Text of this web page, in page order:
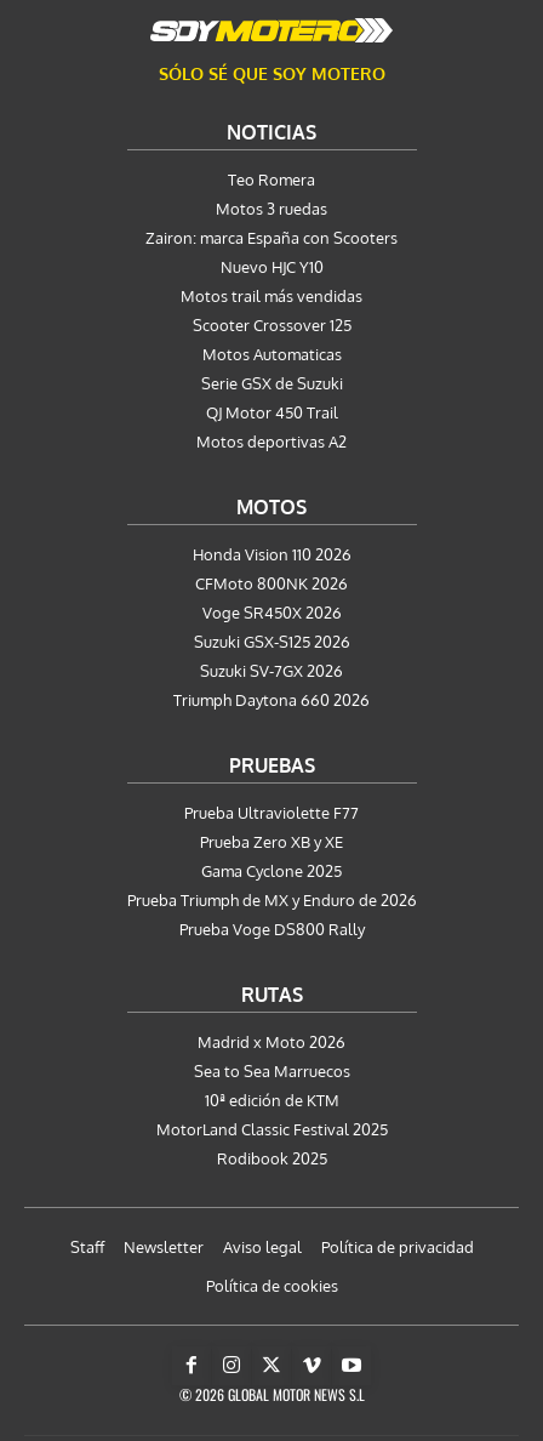
SÓLO SÉ QUE SOY MOTERO
NOTICIAS
Teo Romera
Motos 3 ruedas
Zairon: marca España con Scooters
Nuevo HJC Y10
Motos trail más vendidas
Scooter Crossover 125
Motos Automaticas
Serie GSX de Suzuki
QJ Motor 450 Trail
Motos deportivas A2
MOTOS
Honda Vision 110 2026
CFMoto 800NK 2026
Voge SR450X 2026
Suzuki GSX-S125 2026
Suzuki SV-7GX 2026
Triumph Daytona 660 2026
PRUEBAS
Prueba Ultraviolette F77
Prueba Zero XB y XE
Gama Cyclone 2025
Prueba Triumph de MX y Enduro de 2026
Prueba Voge DS800 Rally
RUTAS
Madrid x Moto 2026
Sea to Sea Marruecos
10ª edición de KTM
MotorLand Classic Festival 2025
Rodibook 2025
Staff Newsletter Aviso legal
Política de privacidad
Política de cookies
© 2026 GLOBAL MOTOR NEWS S.L